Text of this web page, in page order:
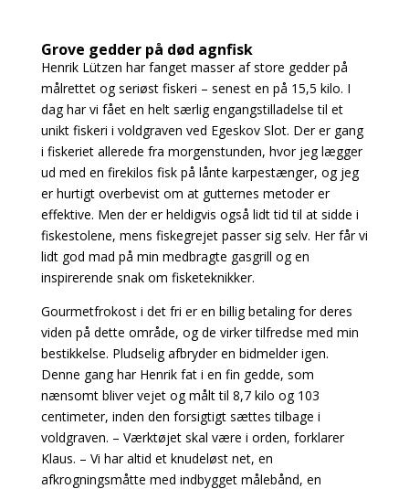
Grove gedder på død agnfisk
Henrik Lützen har fanget masser af store gedder på
målrettet og seriøst fiskeri – senest en på 15,5 kilo. I
dag har vi fået en helt særlig engangstilladelse til et
unikt fiskeri i voldgraven ved Egeskov Slot. Der er gang
i fiskeriet allerede fra morgenstunden, hvor jeglægger
ud med en firekilos fisk på lånte karpestænger, og jeg
er hurtigt overbevist om at gutternes metoder er
effektive. Men der er heldigvis også lidt tid til at sidde i
fiskestolene, mens fiskegrejet passer sig selv. Her får vi
lidt god mad på min medbragte gasgrill og en
inspirerende snak om fisketeknikker.
Gourmetfrokost i det fri er en billig betaling for deres
viden på dette område, og de virker tilfredse med min
bestikkelse. Pludselig afbryder en bidmelder igen.
Denne gang har Henrik fat i en fin gedde, som
nænsomt bliver vejet og målt til 8,7 kilo og 103
centimeter, inden den forsigtigt sættes tilbage i
voldgraven. – Værktøjet skal være i orden, forklarer
Klaus. – Vi har altid et knudeløst net, en
afkrogningsmåtte med indbygget målebånd, en